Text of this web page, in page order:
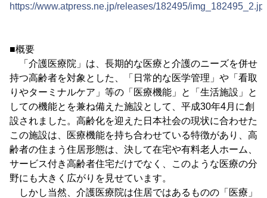
https://www.atpress.ne.jp/releases/182495/
■概要
「介護医療院」は、長期的な医療と介護のニーズを併せ
持つ高齢者を対象とした、「日常的な医学管理」や「看取
りやターミナルケア」等の「医療機能」と「生活施設」と
しての機能とを兼ね備えた施設として、平成30年4月に創
設されました。高齢化を迎えた日本社会の現状に合わせた
この施設は、医療機能を持ち合わせている特徴があり、高
齢者の住まう住居形態は、決して在宅や有料老人ホーム、
サービス付き高齢者住宅だけでなく、このような医療の分
野にも大きく広がりを見せています。
しかし当然、介護医療院は住居ではあるものの「医療」